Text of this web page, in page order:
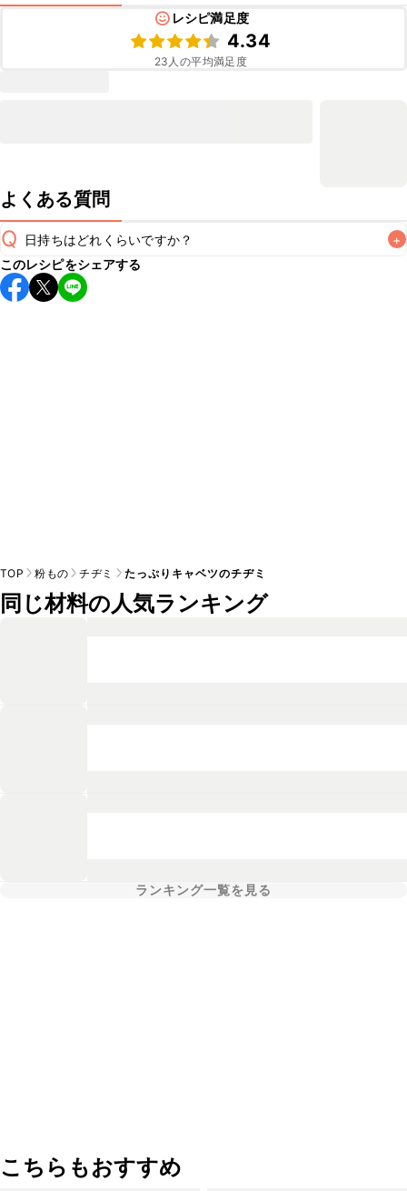
レシピ満足度
4.34
23 人の平均満足度
よくある質問
Q 日持ちはどれくらいですか？ +
保存期間は冷蔵で翌日中が目安です。なるべくお早めにお召
し上がりください。
このレシピをシェアする
TOP 粉もの チヂミ たっぷりキャベツのチヂミ
同じ材料の人気ランキング
ランキング一覧を見る
こちらもおすすめ